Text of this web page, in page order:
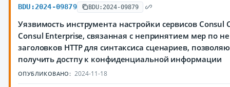
BDU:2024-09879 BDU:2024-09879
Уязвимость инструмента настройки сервисов Consul
Consul Enterprise, связанная с непринятием мер по
заголовков HTTP для синтаксиса сценариев,
получить достпу к конфиденциальной информации
ОПУБЛИКОВАНО: 2024-11-18